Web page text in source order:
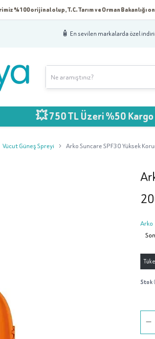
%100 orijinal olup, T.C. Tarım ve Orman Bakanlığı
🧴 En sevilen markalarda özel
💥 750 TL Üzeri %50 Kargo İndirimi
Vücut Güneş Spreyi Arko Suncare SPF30 Yüksek
Arko
Stok